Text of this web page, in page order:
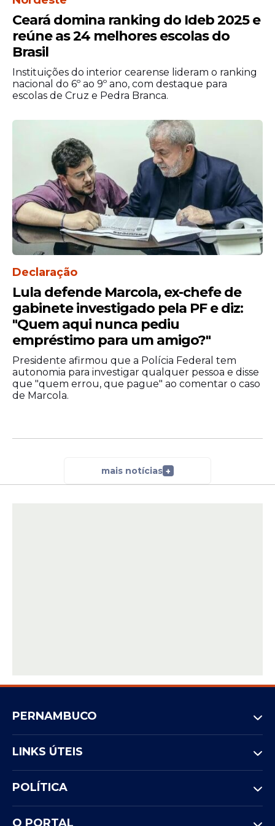
Economia às 14h30 para uma visita a Paulo
Guedes. Por cerca de uma hora, ele
reuniu-se no auditório do prédio com o
ministro, secretários especiais, secretários
adjuntos, secretários, chefes de gabinete,
assessores especiais e assessores. Segundo
fez um pequeno discurso e ouviu opiniões
dos participantes. Fonte: Agencia Brasil
Ceará domina ranking do Ideb 2025 e
reúne as 24 melhores escolas do
Brasil
Instituições do interior cearense lideram o ranking
nacional do 6º ao 9º ano, com destaque para
escolas de Cruz e Pedra Branca.
Declaração
Lula defende Marcola, ex-chefe de
gabinete investigado pela PF e diz:
"Quem aqui nunca pediu
empréstimo para um amigo?"
Presidente afirmou que a Polícia Federal tem
autonomia para investigar qualquer pessoa e disse
que "quem errou, que pague" ao comentar o caso
de Marcola.
mais notícias +
PERNAMBUCO
LINKS ÚTEIS
POLÍTICA
O PORTAL